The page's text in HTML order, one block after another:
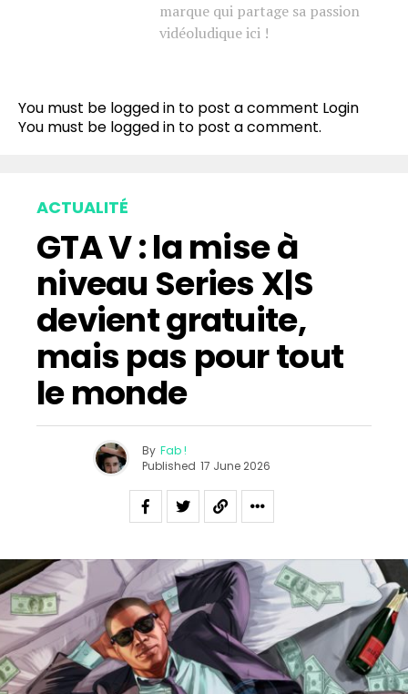
marque qui partage sa passion
vidéoludique ici !
You must be logged in to post a comment Login
You must be logged in to post a comment.
ACTUALITÉ
GTA V : la mise à
niveau Series X|S
devient gratuite,
mais pas pour tout
le monde
By Fab !
Published 17 June 2026